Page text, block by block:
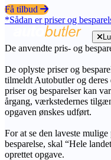
Få tilbud
*Sådan er priser og
De anvendte pris- og
De oplyste priser og
tilmeldt Autobutler og
priser og besparelser kan
årgang, værkstedernes
opgaven ønskes udført.
For at se den laveste
besparelse, skal “Hele
oprettet opgave.